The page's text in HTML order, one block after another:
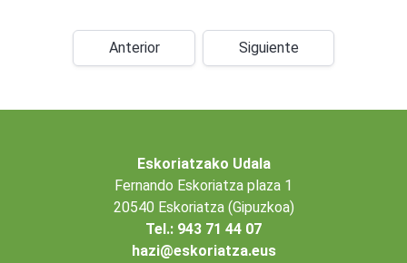
Anterior Siguiente
Eskoriatzako Udala
Fernando Eskoriatza plaza 1
20540 Eskoriatza (Gipuzkoa)
Tel.: 943 71 44 07
hazi@eskoriatza.eus